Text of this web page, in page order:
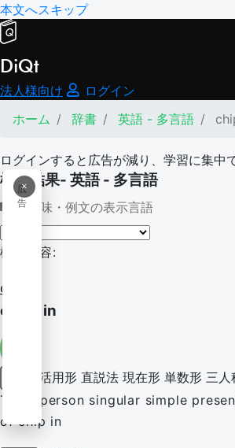
本文へスキップ
DiQt
法人様向け
ログイン
ホーム
辞書 英語 - 多言語
ログインすると広告が減り、学習に集中
×
広
告
検索結果- 英語 - 多言語
意味・例文の表示言語
検索内容:
chips.
chips in
活用形 直説法 現在形 単数形 三人
Third-person singular simple
of chip in